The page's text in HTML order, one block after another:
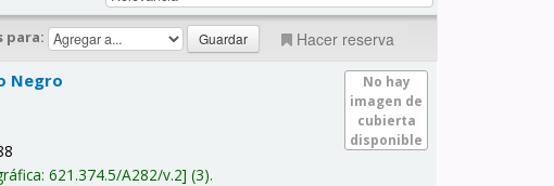
para: Hacer reserva
No hay
imagen de
cubierta
disponible
Negro
621.374.5/A282/v.2 (3).